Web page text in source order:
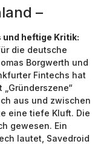
–
heftige Kritik:
die deutsche
Borgwerth und
Fintechs hat
aus und zwischen
eine tiefe Kluft. Die
gewesen. Ein
lautet, Savedroid